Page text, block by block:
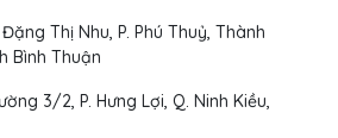
Thị Nhu, P. Phú Thuỷ, Thành
Bình Thuận
3/2, P. Hưng Lợi, Q. Ninh Kiều,